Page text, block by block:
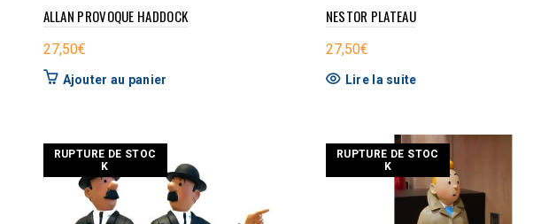
ALLAN PROVOQUE HADDOCK
27,50€
Ajouter au panier
NESTOR PLATEAU
27,50€
Lire la suite
RUPTURE DE STOC
K
RUPTURE DE STOC
K